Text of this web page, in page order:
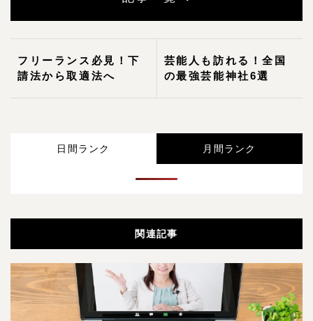
フリーランス必見！下
請法から取適法へ
芸能人も訪れる！全国
の最強芸能神社6選
日間ランク 月間ランク
関連記事